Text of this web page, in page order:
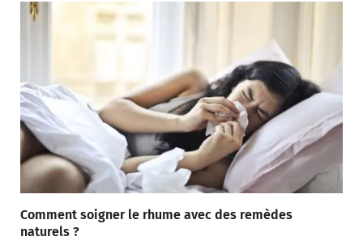
Comment soigner le rhume avec des remèdes
naturels ?